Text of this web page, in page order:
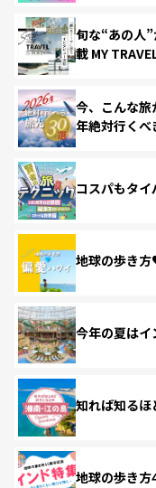
旬な“あの人
載 MY
今、こんな
年絶対行くべ
コスパもタ
地球の歩き
今年の夏はイ
知れば知るほ
地球の歩き方